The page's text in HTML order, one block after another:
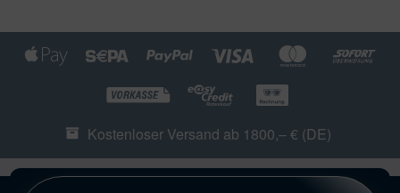
Kostenloser Versand ab 1800,– € (DE)